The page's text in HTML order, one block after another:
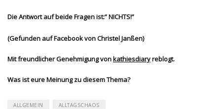
Die Antwort auf beide Fragen ist:” NICHTS!”
(Gefunden auf Facebook von Christel Janßen)
Mit freundlicher Genehmigung vonkathiesdiaryreblogt.
Was ist eure Meinung zu diesem Thema?
ALLGEMEIN ALLTAGSCHAOS